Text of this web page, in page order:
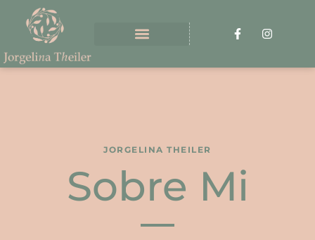
JORGELINA THEILER
Sobre Mi